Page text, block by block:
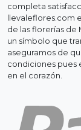
completa
llevaleflores.com
de las florerías de
un símbolo que
aseguramos de
condiciones pues
en el corazón.